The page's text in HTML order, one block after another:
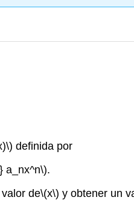
definida por
a_nx^n\).
de\(x\) y obtener un